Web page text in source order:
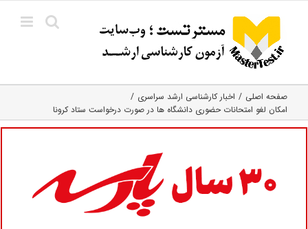
content
صفحه اصلی
اخبار کارشناسی ارشد سراسری
امکان لغو امتحانات حضوری دانشگاه ها در صورت درخواست ستاد کرونا